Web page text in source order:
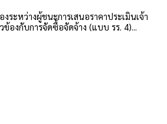
งระหว่างผู้ชนะการเสนอราคาประเมินเจ้า
ข้องกับการจัดซื้อจัดจ้าง (แบบ รร. 4)...